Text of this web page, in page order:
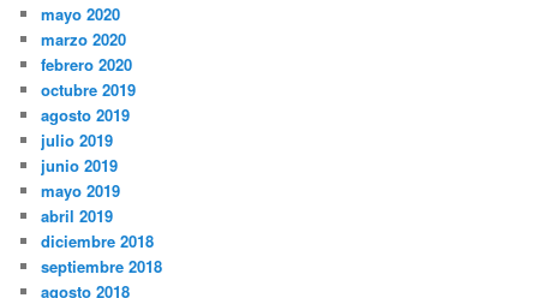
mayo 2020
marzo 2020
febrero 2020
octubre 2019
agosto 2019
julio 2019
junio 2019
mayo 2019
abril 2019
diciembre 2018
septiembre 2018
agosto 2018